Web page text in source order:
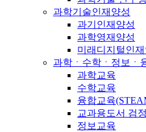
과학기술인재양성
과기인재양성
과학영재양성
미래디지털인재
과학ㆍ수학ㆍ정보ㆍ
과학교육
수학교육
융합교육
교과용도서 검정
정보교육